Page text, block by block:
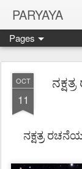
PARYAYA
Pages
OCT
11
ನಕ್ಷತ್ರ